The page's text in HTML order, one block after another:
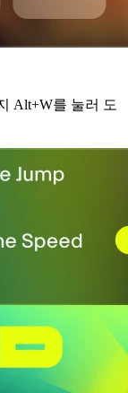
Alt+W를 눌러 도